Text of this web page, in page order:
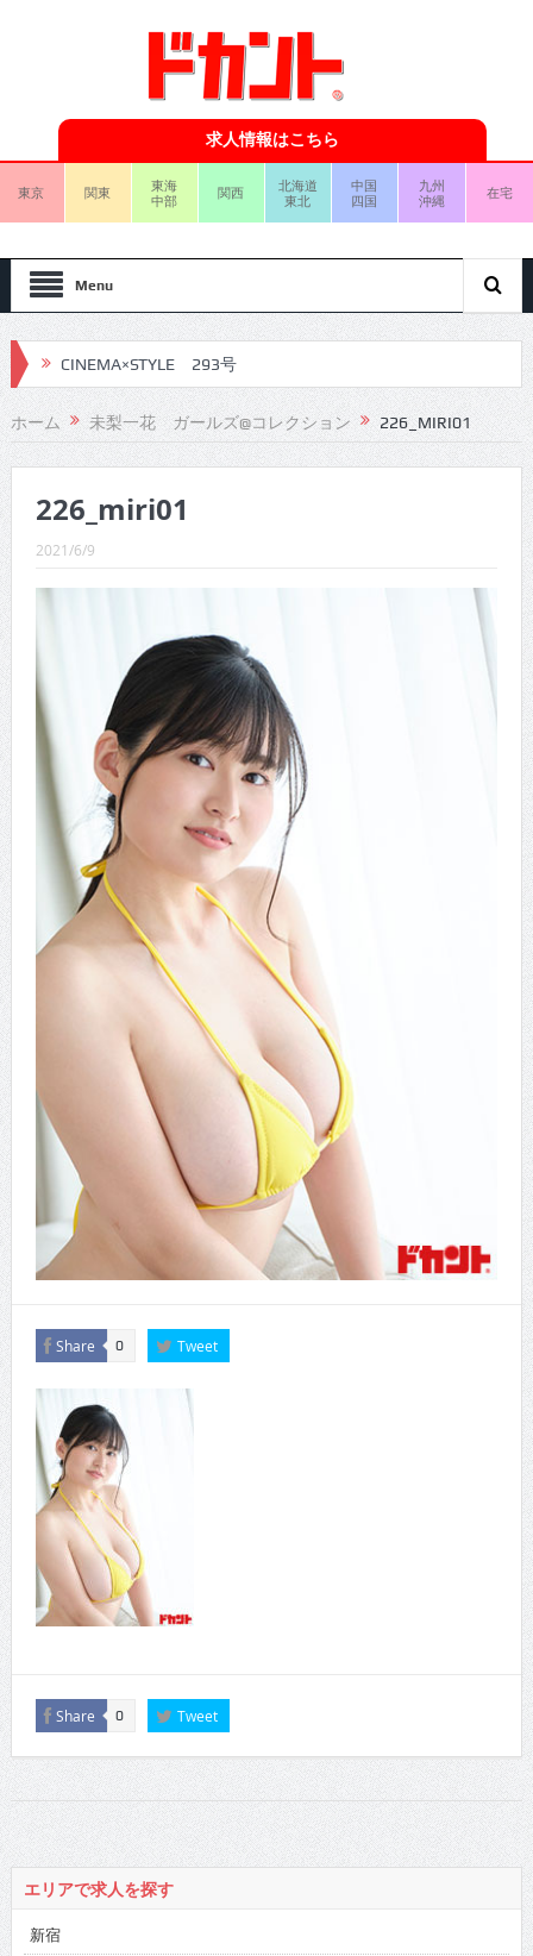
求人情報はこちら
東京 関東
東海
中部
関西
北海道
東北
中国
四国
九州
沖縄
在宅
Menu
CINEMA×STYLE 293号
CINEMA×STYLE 292号
CINEMA×STYLE 291号
CINEMA×STYLE 290号
CINEMA×STYLE 289号
CINEMA×STYLE 288号
CINEMA×STYLE 287号
CINEMA×STYLE 286号
CINEMA×STYLE 285号
CINEMA×STYLE 294号
ホーム 未梨一花 ガールズ@コレクション 226_MIRI01
226_miri01
2021/6/9
Share 0 Tweet
Share 0 Tweet
エリアで求人を探す
新宿